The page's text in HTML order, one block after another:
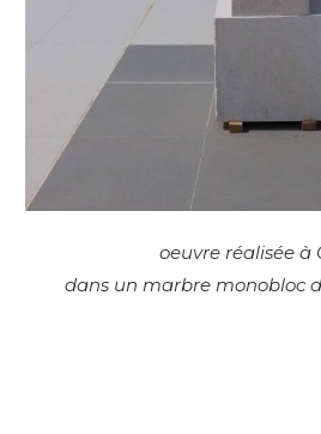
oeuvre réalisée à
dans un marbre monobloc